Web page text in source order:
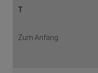
T
Zum Anfang